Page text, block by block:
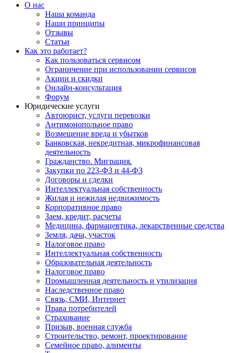
О нас
Наша команда
Наши принципы
Отзывы
Статьи
Как это работает?
Как пользоваться сервисом
Ограничение при использовании сервисов
Акции и скидки
Онлайн-консультация
Форум
Юридические услуги
Автоюрист, услуги перевозки
Антимонопольное право
Возмещение вреда и убытков
Банковская, некредитная, микрофинансовая
деятельность
Гражданство. Миграция.
Закупки по 223-ФЗ и 44-ФЗ
Договоры и сделки
Интеллектуальная собственность
Жилая и нежилая недвижимость
Корпоративное право
Заем, кредит, расчеты
Медицина, фармацевтика, лекарственные средства
Земля, дача, участок
Налоговое право
Интеллектуальная собственность
Образовательная деятельность
Налоговое право
Промышленная деятельность и утилизация
Наследственное право
Связь, СМИ, Интернет
Права потребителей
Страхование
Призыв, военная служба
Строительство, ремонт, проектирование
Семейное право, алименты